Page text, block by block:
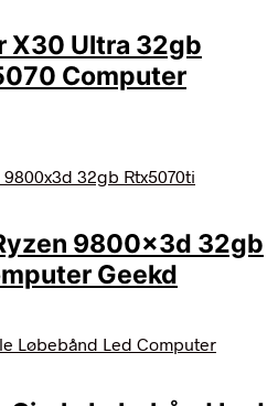
X30 Ultra 32gb
Computer
9800x3d 32gb
Geekd